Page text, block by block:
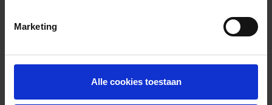
Marketing
Alle cookies toestaan
Foto’s ({{photos.length}})